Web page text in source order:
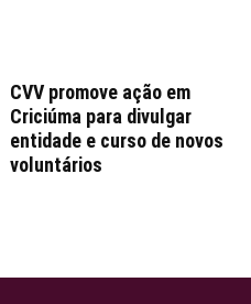
CVV promove ação em
Criciúma para divulgar
entidade e curso de novos
voluntários